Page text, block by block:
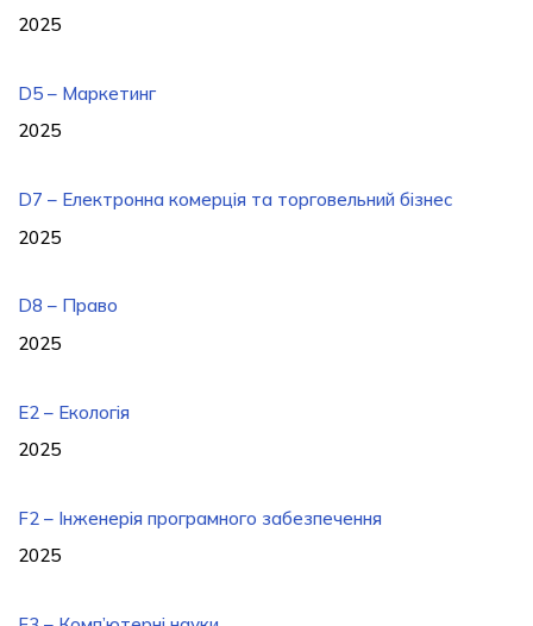
2025
D5 – Маркетинг
2025
D7 – Електронна комерція та торговельний бізнес
2025
D8 – Право
2025
E2 – Екологія
2025
F2 – Інженерія програмного забезпечення
2025